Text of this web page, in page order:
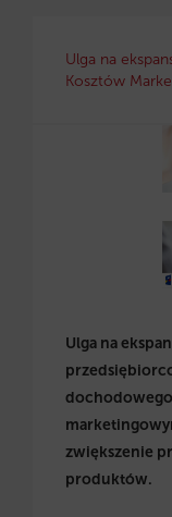
Ulga na
Kosztów
Ulga na
dochodowego
zwiększenie
produktów.